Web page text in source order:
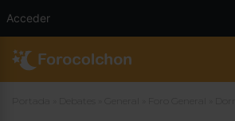
Acceder